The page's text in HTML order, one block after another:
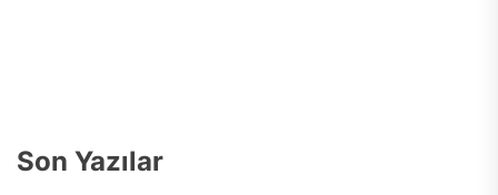
Son Yazılar